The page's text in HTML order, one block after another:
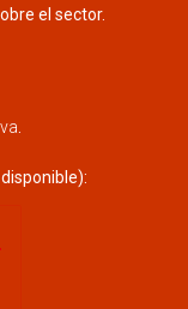
el sector.